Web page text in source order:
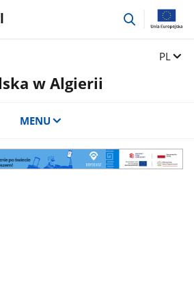
przejdź
Zmień
PL
w Algierii
MENU